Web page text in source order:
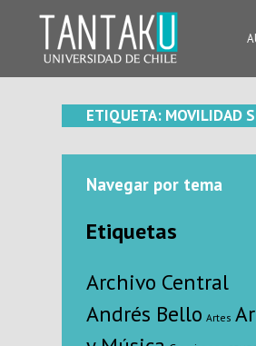
content
ETIQUETA: MOVILIDAD
Navegar por tema
Etiquetas
Archivo Central
Andrés Bello Artes